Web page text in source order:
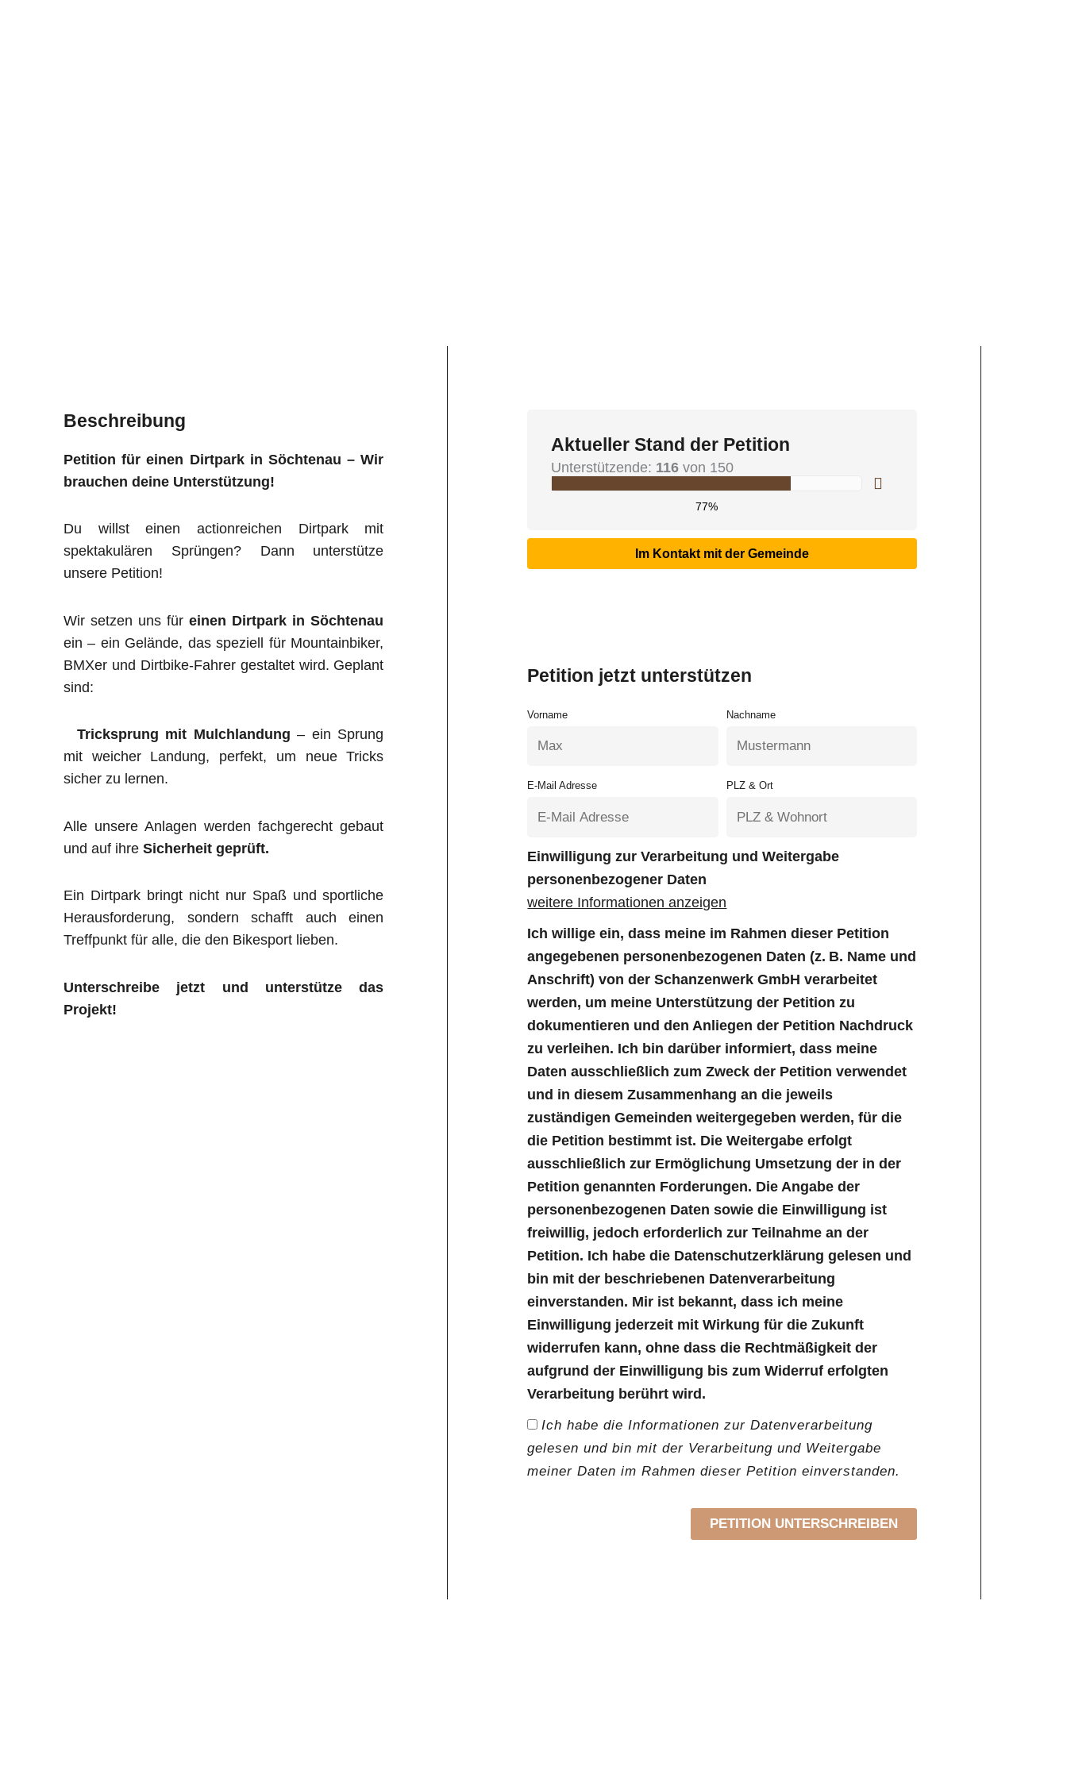
Beschreibung
Petition für einen Dirtpark in Söchtenau – Wir
brauchen deine Unterstützung!
Du willst einen actionreichen Dirtpark mit
spektakulären Sprüngen? Dann unterstütze
unsere Petition!
Wir setzen uns füreinen Dirtpark in Söchtenau
ein – ein Gelände, das speziell für Mountainbiker,
BMXer und Dirtbike-Fahrer gestaltet wird. Geplant
sind:
Tricksprung mit Mulchlandung – ein Sprung
mit weicher Landung, perfekt, um neue Tricks
sicher zu lernen.
Alle unsere Anlagen werden fachgerecht gebaut
und auf ihre Sicherheit geprüft.
Ein Dirtpark bringt nicht nur Spaß und sportliche
Herausforderung, sondern schafft auch einen
Treffpunkt für alle, die den Bikesport lieben.
Unterschreibe jetzt und unterstütze das
Projekt!
Aktueller Stand der Petition
Unterstützende: 116 von 150
77%
Im Kontakt mit der Gemeinde
Petition jetzt unterstützen
Vorname Nachname
E-Mail Adresse PLZ & Ort
Einwilligung zur Verarbeitung und Weitergabe
personenbezogener Daten
weitere Informationen anzeigen
Ich willige ein, dass meine im Rahmen dieser Petition
angegebenen personenbezogenen Daten (z. B. Name und
Anschrift) von der Schanzenwerk GmbH verarbeitet
werden, um meine Unterstützung der Petition zu
dokumentieren und den Anliegen der Petition Nachdruck
zu verleihen. Ich bin darüber informiert, dass meine
Daten ausschließlich zum Zweck der Petition verwendet
und in diesem Zusammenhang an die jeweils
zuständigen Gemeinden weitergegeben werden, für die
die Petition bestimmt ist. Die Weitergabe erfolgt
ausschließlich zur Ermöglichung Umsetzung der in der
Petition genannten Forderungen. Die Angabe der
personenbezogenen Daten sowie die Einwilligung ist
freiwillig, jedoch erforderlich zur Teilnahme an der
Petition. Ich habe die Datenschutzerklärung gelesen und
bin mit der beschriebenen Datenverarbeitung
einverstanden. Mir ist bekannt, dass ich meine
Einwilligung jederzeit mit Wirkung für die Zukunft
widerrufen kann, ohne dass die Rechtmäßigkeit der
aufgrund der Einwilligung bis zum Widerruf erfolgten
Verarbeitung berührt wird.
Ich habe die Informationen zur Datenverarbeitung
gelesen und bin mit der Verarbeitung und Weitergabe
meiner Daten im Rahmen dieser Petition einverstanden.
PETITION UNTERSCHREIBEN